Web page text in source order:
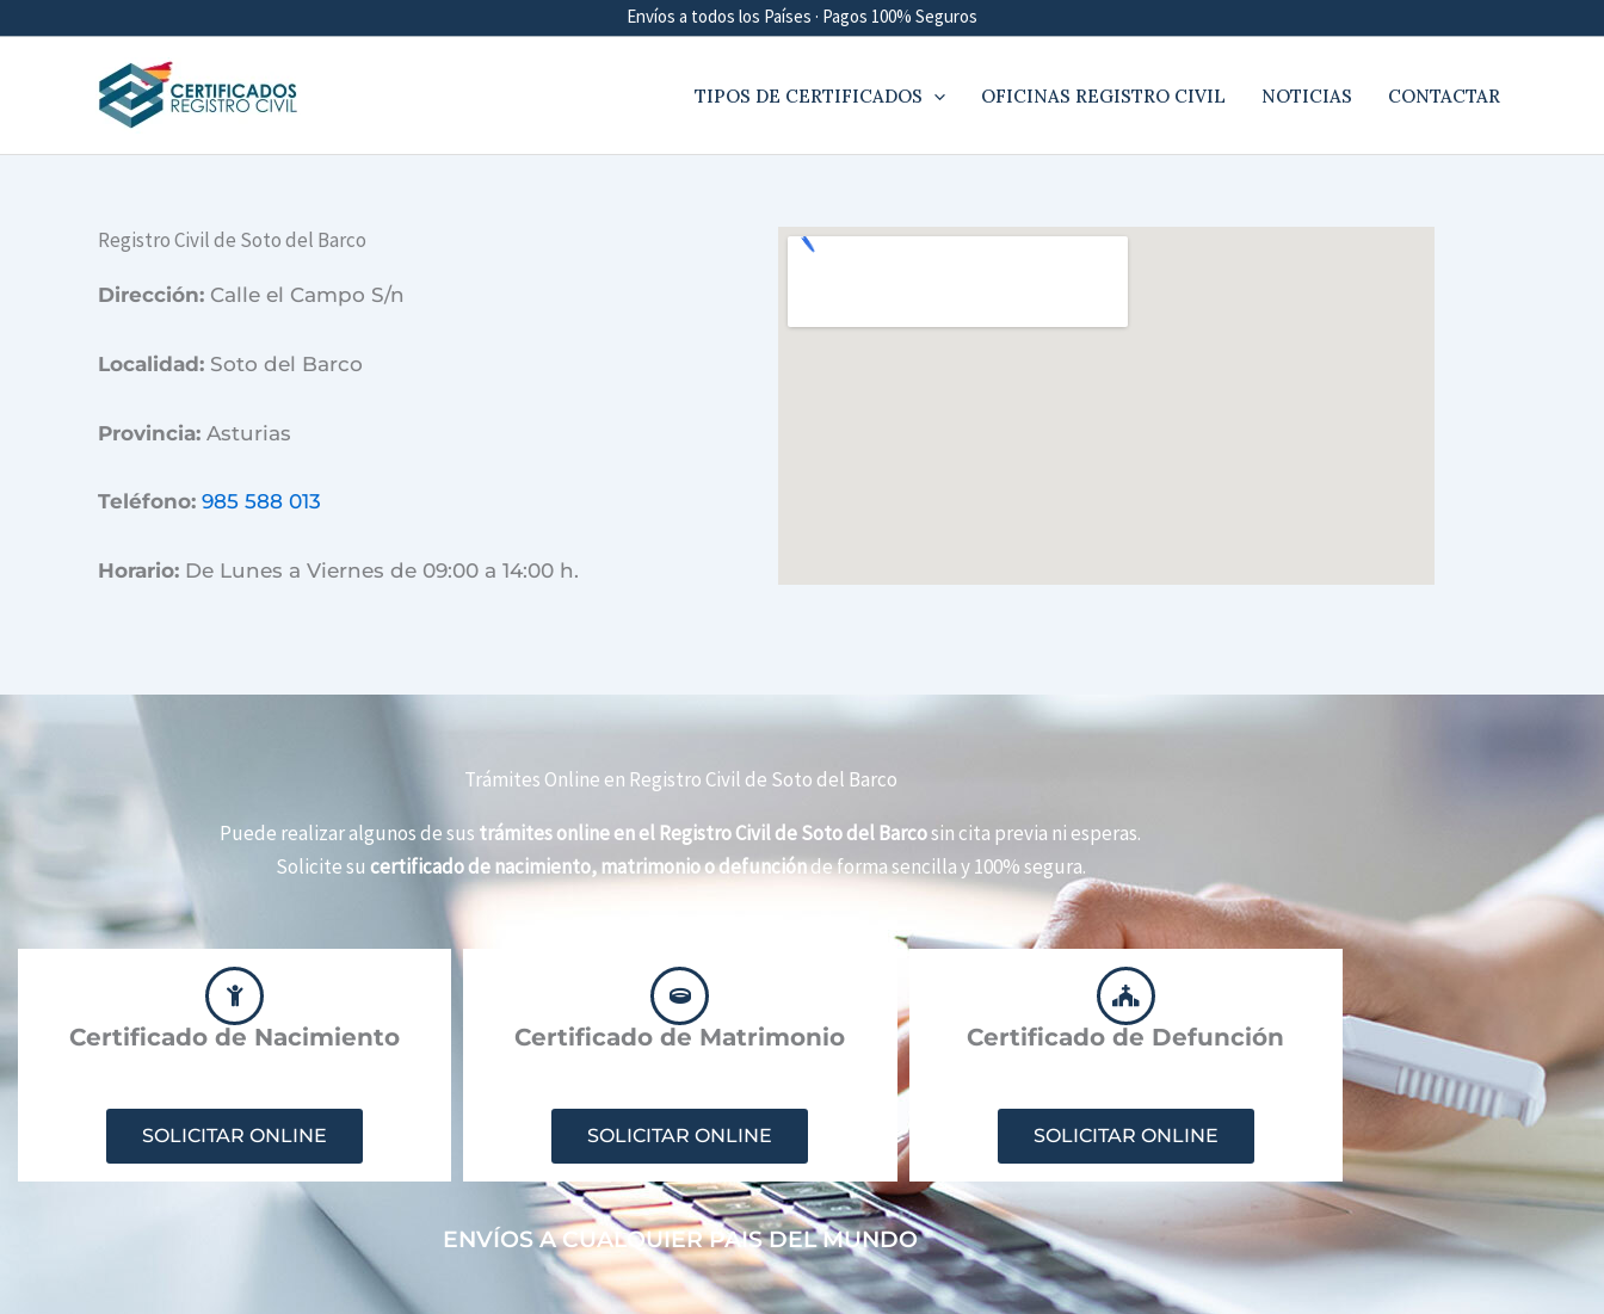
Envíos a todos los Países · Pagos 100% Seguros
TIPOS DE CERTIFICADOS OFICINAS REGISTRO CIVIL NOTICIAS CONTACTAR
Registro Civil de Soto del Barco
Dirección: Calle el Campo S/n
Localidad: Soto del Barco
Provincia: Asturias
Teléfono: 985 588 013
Horario: De Lunes a Viernes de 09:00 a 14:00 h.
Trámites Online en Registro Civil de Soto del Barco
Puede realizar algunos de sus trámites online en el Registro Civil de Soto del Barcosin cita previa ni esperas.
Solicite su certificado de nacimiento, matrimonio o defunciónde forma sencilla y 100% segura.
Certificado de Nacimiento
SOLICITAR ONLINE
Certificado de Matrimonio
SOLICITAR ONLINE
Certificado de Defunción
SOLICITAR ONLINE
ENVÍOS A CUALQUIER PAIS DEL MUNDO